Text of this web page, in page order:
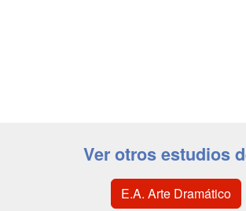
Ver otros estudios
E.A. Arte Dramático